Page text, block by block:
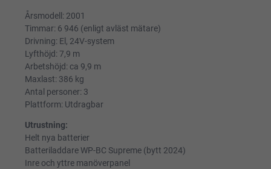
Årsmodell: 2001
Timmar: 6 946 (enligt avläst mätare)
Drivning: El, 24V-system
Lyfthöjd: 7,9 m
Arbetshöjd: ca 9,9 m
Maxlast: 386 kg
Antal personer: 3
Plattform: Utdragbar
Utrustning:
Helt nya batterier
Batteriladdare WP-BC Supreme (bytt 2024)
Inre och yttre manöverpanel